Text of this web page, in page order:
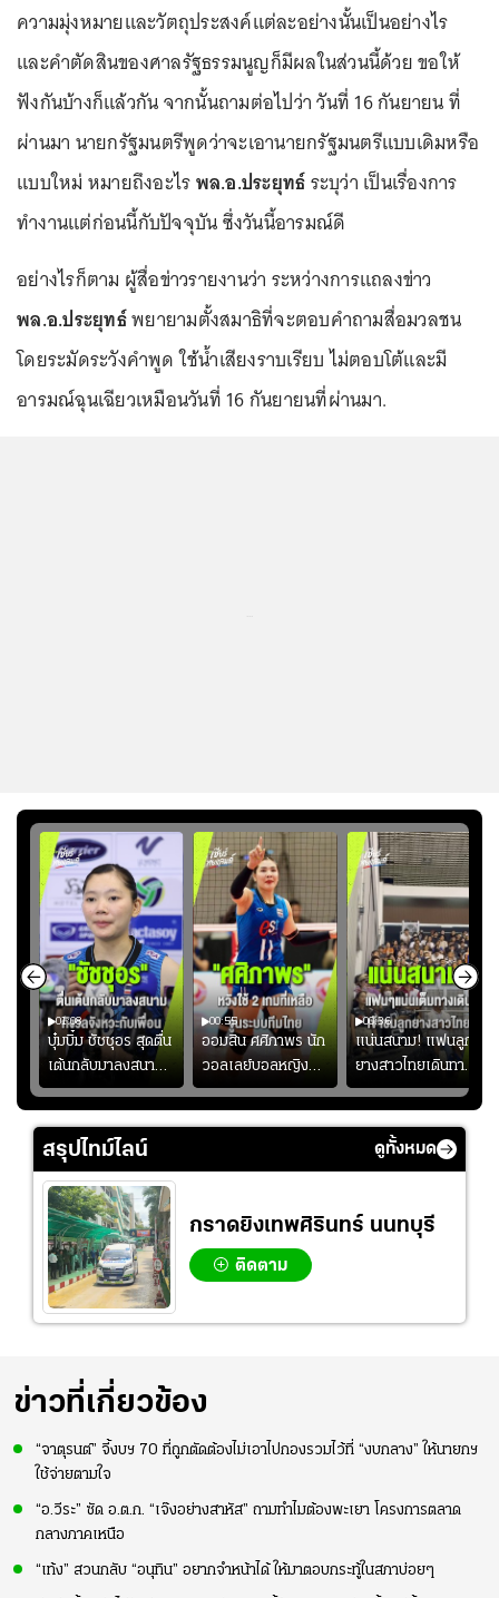
ความมุ่งหมายและวัตถุประสงค์แต่ละอย่างนั้นเป็นอย่างไร
และคำตัดสินของศาลรัฐธรรมนูญก็มีผลในส่วนนี้ด้วย ขอให้
ฟังกันบ้างก็แล้วกัน จากนั้นถามต่อไปว่า วันที่ 16 กันยายน ที่
ผ่านมา นายกรัฐมนตรีพูดว่าจะเอานายกรัฐมนตรีแบบเดิมหรือ
แบบใหม่ หมายถึงอะไรพล.อ.ประยุทธ์ระบุว่า เป็นเรื่องการ
ทำงานแต่ก่อนนี้กับปัจจุบัน ซึ่งวันนี้อารมณ์ดี
อย่างไรก็ตาม ผู้สื่อข่าวรายงานว่า ระหว่างการแถลงข่าว
พล.อ.ประยุทธ์พยายามตั้งสมาธิที่จะตอบคำถามสื่อมวลชน
โดยระมัดระวังคำพูด ใช้น้ำเสียงราบเรียบ ไม่ตอบโต้และมี
อารมณ์ฉุนเฉียวเหมือนวันที่ 16 กันยายนที่ผ่านมา.
01:08
บุ๋มบิ๋ม ชัชชุอร สุดตื่น
เต้นกลับมาลงสนาม
ให้ทีมชาติ แอบกังวล
จังหวะไม่เข้ากับเพื่อน
00:55
ออมสิน ศศิภาพร นัก
วอลเลย์บอลหญิงทีม
ชาติไทย หวังใช้ 2
เกมที่เหลือ ปรับจู
00:36
แน่นสนาม! แฟนลูก
ยางสาวไทยเดินทาง
เข้ามาเชียร์สาวไทย
อย่างคึกคัก เพื่อให้
กำลังใจ ก่อนที่สาว
สรุปไทม์ไลน์ ดูทั้งหมด
กราดยิงเทพศิรินทร์ นนทบุรี
ติดตาม
ข่าวที่เกี่ยวข้อง
“จาตุรนต์” จี้งบฯ 70 ที่ถูกตัดต้องไม่เอาไปกองรวมไว้ที่ “งบกลาง” ให้นายกฯ
ใช้จ่ายตามใจ
“อ.วีระ” ซัด อ.ต.ก. “เจ๊งอย่างสาหัส” ถามทำไมต้องพะเยา โครงการตลาด
กลางภาคเหนือ
“เท้ง” สวนกลับ “อนุทิน” อยากจำหน้าได้ ให้มาตอบกระทู้ในสภาบ่อยๆ